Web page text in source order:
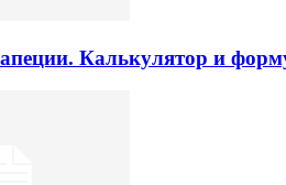
Калькулятор и